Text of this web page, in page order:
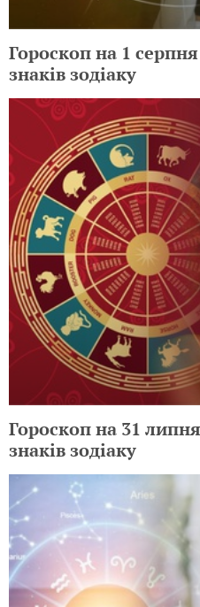
Гороскоп на 1
знаків зодіаку
Гороскоп на 31
знаків зодіаку